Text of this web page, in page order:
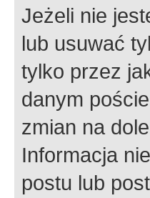
Jeżeli nie
lub usuwać
tylko przez
danym
zmian na
Informacja
postu lub